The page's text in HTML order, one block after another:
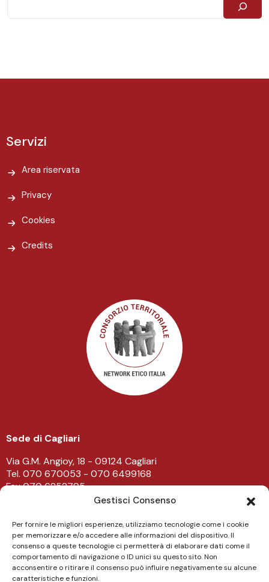
Gestisci Consenso
Per fornire le migliori esperienze, utilizziamo tecnologie come i cookie
per memorizzare e/o accedere alle informazioni del dispositivo. Il
consenso a queste tecnologie ci permetterà di elaborare dati come il
comportamento di navigazione o ID unici su questo sito. Non
acconsentire o ritirare il consenso può influire negativamente su alcune
caratteristiche e funzioni.
Servizi
Area riservata
Privacy
Cookies
Credits
Sede di Cagliari
Via G.M. Angioy, 18 - 09124 Cagliari
Tel. 070 670053 - 070 6499168
Fax 070 6852795
Sede di Lanusei
Viale Don Bosco 43/45 - 08045 Lanusei
Tel. 0782 482219